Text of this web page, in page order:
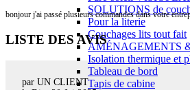
SOLUTIONS de
Pour la literie
Couchages lits tout fait
AMÉNAGEMENTS
Isolation thermique et
Tableau de bord
Tapis de cabine
bonjour j'ai passé plusieurs commandes dans votre
LISTE DES AVIS
par UN CLIENT